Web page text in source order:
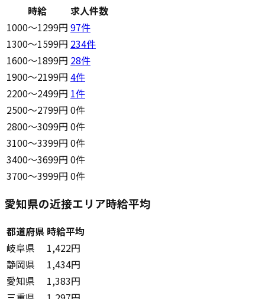
時給
求人件数
1000〜1299円 97件
1300〜1599円 234件
1600〜1899円 28件
1900〜2199円 4件
2200〜2499円 1件
2500〜2799円 0件
2800〜3099円 0件
3100〜3399円 0件
3400〜3699円 0件
3700〜3999円 0件
愛知県の近接エリア時給平均
都道府県 時給平均
岐阜県
1,422円
静岡県
1,434円
愛知県
1,383円